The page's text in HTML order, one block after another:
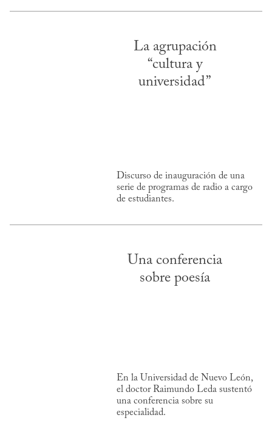
La agrupación
“cultura y
universidad”
Discurso de inauguración de una
serie de programas de radio a cargo
de estudiantes.
Una conferencia
sobre poesía
En la Universidad de Nuevo León,
el doctor Raimundo Leda sustentó
una conferencia sobre su
especialidad.